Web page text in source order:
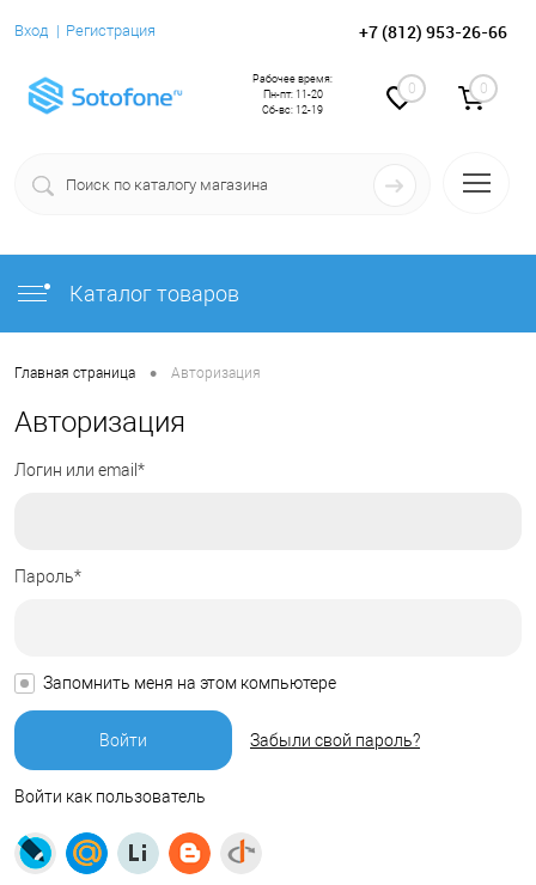
Вход Регистрация +7 (812) 953-26-66
0 0
Рабочее время:
Пн-пт: 11-20
Сб-вс: 12-19
Каталог товаров
Главная страница • Авторизация
Авторизация
Логин или email*
Пароль*
Запомнить меня на этом компьютере
Забыли свой пароль?
Войти как пользователь